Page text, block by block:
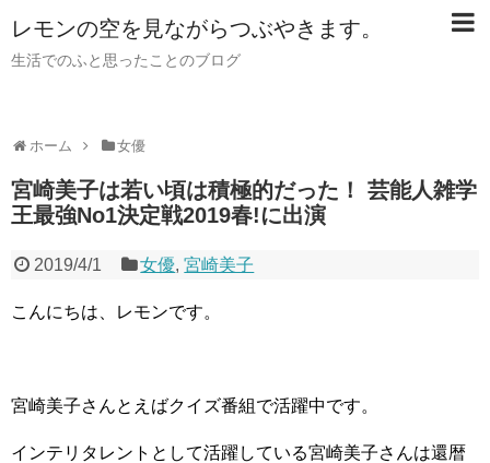
レモンの空を見ながらつぶやきます。
生活でのふと思ったことのブログ
ホーム 女優
宮崎美子は若い頃は積極的だった！ 芸能人雑学
王最強No1決定戦2019春!に出演
2019/4/1 女優,宮崎美子
こんにちは、レモンです。
宮崎美子さんとえばクイズ番組で活躍中です。
インテリタレントとして活躍している宮崎美子さんは還暦